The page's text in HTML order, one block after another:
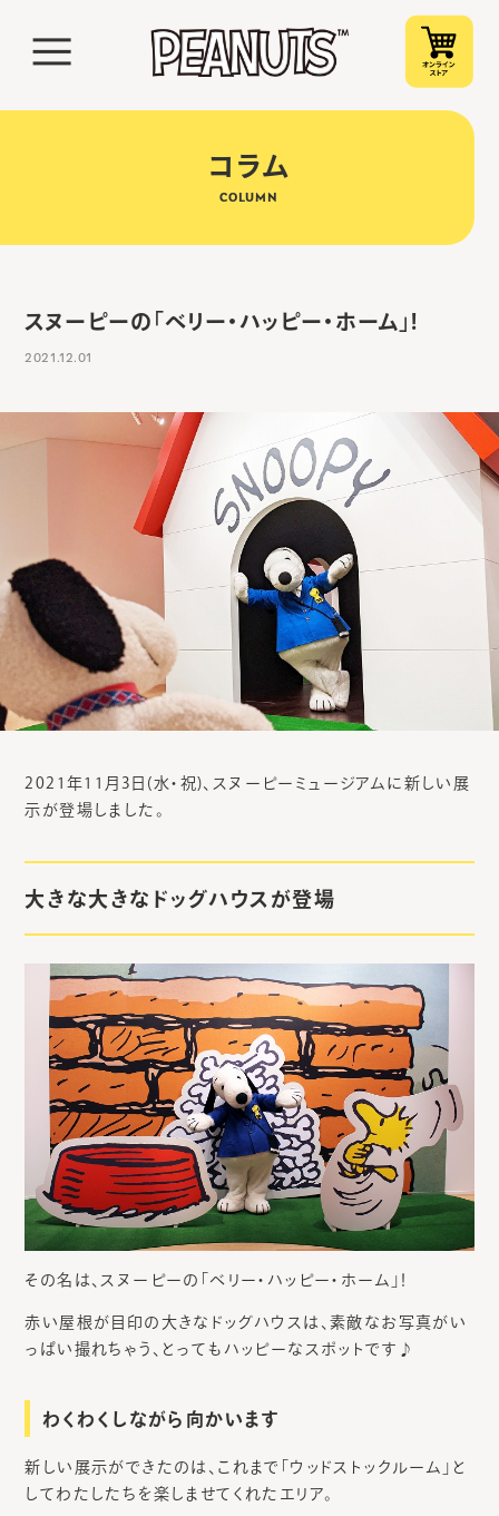
コラム
COLUMN
スヌーピーの「ベリー・ハッピー・ホーム」!
2021.12.01
2021年11月3日(水・祝)、スヌーピーミュージアムに新しい展
示が登場しました。
大きな大きなドッグハウスが登場
その名は、スヌーピーの「ベリー・ハッピー・ホーム」！
赤い屋根が目印の大きなドッグハウスは、素敵なお写真がい
っぱい撮れちゃう、とってもハッピーなスポットです♪
わくわくしながら向かいます
新しい展示ができたのは、これまで「ウッドストックルーム」と
してわたしたちを楽しませてくれたエリア。